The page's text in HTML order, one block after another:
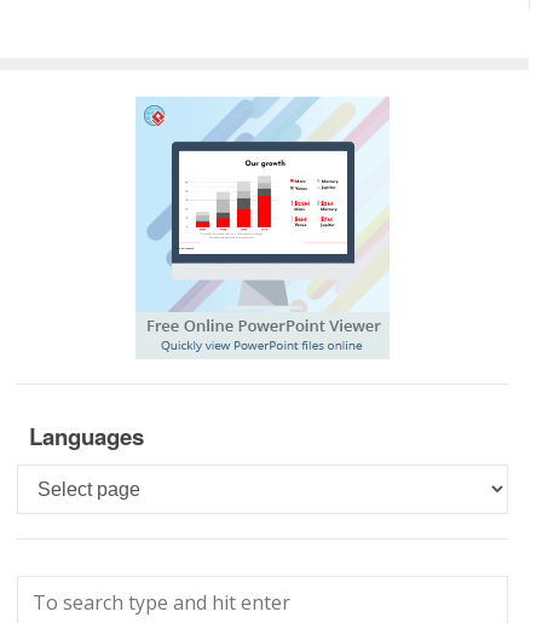
Languages
Languages